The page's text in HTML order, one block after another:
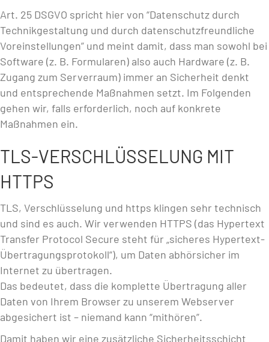
Art. 25 DSGVO spricht hier von “Datenschutz durch
Technikgestaltung und durch datenschutzfreundliche
Voreinstellungen” und meint damit, dass man sowohl bei
Software (z. B. Formularen) also auch Hardware (z. B.
Zugang zum Serverraum) immer an Sicherheit denkt
und entsprechende Maßnahmen setzt. Im Folgenden
gehen wir, falls erforderlich, noch auf konkrete
Maßnahmen ein.
TLS-VERSCHLÜSSELUNG MIT
HTTPS
TLS, Verschlüsselung und https klingen sehr technisch
und sind es auch. Wir verwenden HTTPS (das Hypertext
Transfer Protocol Secure steht für „sicheres Hypertext-
Übertragungsprotokoll“), um Daten abhörsicher im
Internet zu übertragen.
Das bedeutet, dass die komplette Übertragung aller
Daten von Ihrem Browser zu unserem Webserver
abgesichert ist – niemand kann “mithören”.
Damit haben wir eine zusätzliche Sicherheitsschicht